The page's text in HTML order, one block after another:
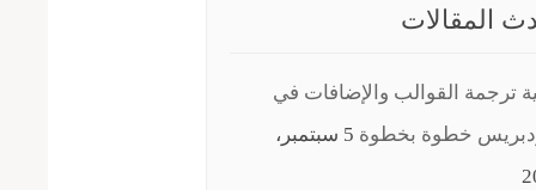
المقالات
ترجمة القوالب والإضافات في
خطوة بخطوة
5 سبتمبر،